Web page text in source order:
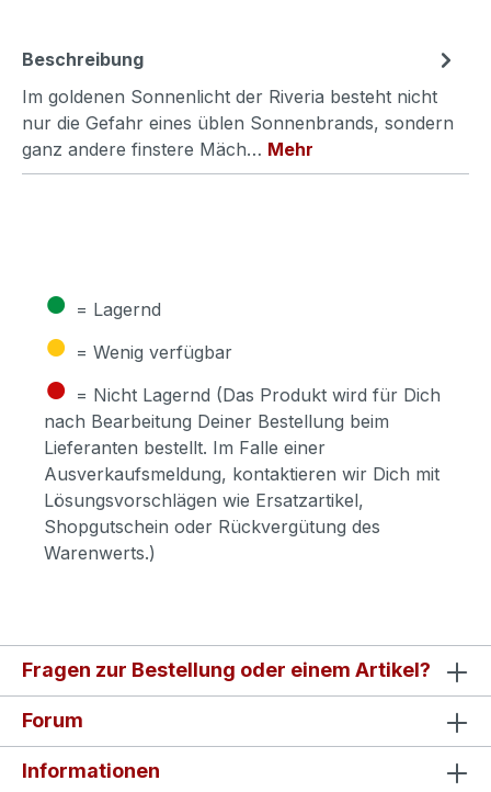
Beschreibung
Im goldenen Sonnenlicht der Riveria besteht nicht
nur die Gefahr eines üblen Sonnenbrands, sondern
ganz andere finstere Mäch… Mehr
● = Lagernd
● = Wenig verfügbar
● = Nicht Lagernd (Das Produkt wird für Dich
nach Bearbeitung Deiner Bestellung beim
Lieferanten bestellt. Im Falle einer
Ausverkaufsmeldung, kontaktieren wir Dich mit
Lösungsvorschlägen wie Ersatzartikel,
Shopgutschein oder Rückvergütung des
Warenwerts.)
Fragen zur Bestellung oder einem Artikel?
Forum
Informationen